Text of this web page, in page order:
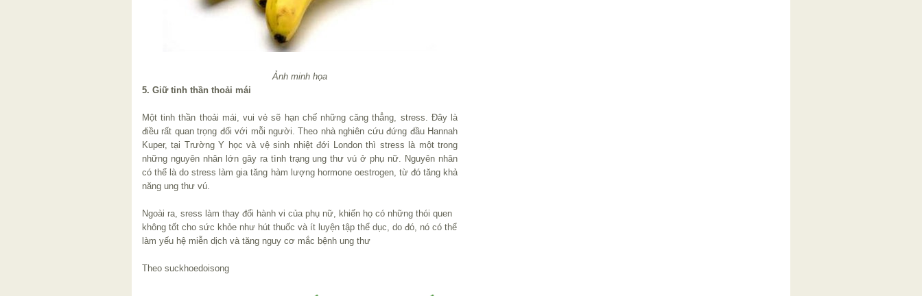
Ảnh minh họa
5. Giữ tinh thần thoải mái
Một tinh thần thoải mái, vui vẻ sẽ hạn chế những căng thẳng, stress. Đây là
điều rất quan trọng đối với mỗi người. Theo nhà nghiên cứu đứng đầu Hannah
Kuper, tại Trường Y học và vệ sinh nhiệt đới London thì stress là một trong
những nguyên nhân lớn gây ra tình trạng ung thư vú ở phụ nữ. Nguyên nhân
có thể là do stress làm gia tăng hàm lượng hormone oestrogen, từ đó tăng khả
năng ung thư vú.
Ngoài ra, sress làm thay đổi hành vi của phụ nữ, khiến họ có những thói quen
không tốt cho sức khỏe như hút thuốc và ít luyện tập thể dục, do đó, nó có thể
làm yếu hệ miễn dịch và tăng nguy cơ mắc bệnh ung thư
Theo suckhoedoisong